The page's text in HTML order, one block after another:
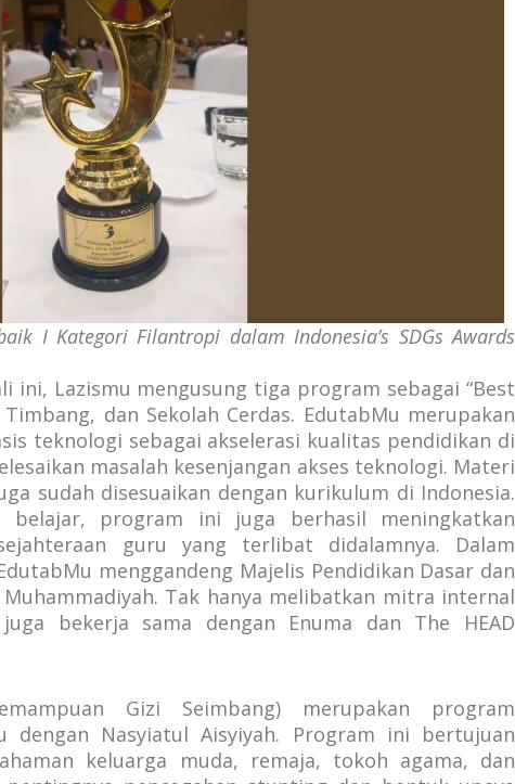
I Kategori Filantropi dalam Indonesia’s SDGs Awards
ini, Lazismu mengusung tiga program sebagai “Best
dan Sekolah Cerdas. EdutabMu merupakan
teknologi sebagai akselerasi kualitas pendidikan di
masalah kesenjangan akses teknologi. Materi
sudah disesuaikan dengan kurikulum di Indonesia.
belajar, program ini juga berhasil meningkatkan
guru yang terlibat didalamnya. Dalam
menggandeng Majelis Pendidikan Dasar dan
Muhammadiyah. Tak hanya melibatkan mitra internal
bekerja sama dengan Enuma dan The HEAD
Gizi Seimbang) merupakan program
dengan Nasyiatul Aisyiyah. Program ini bertujuan
keluarga muda, remaja, tokoh agama, dan